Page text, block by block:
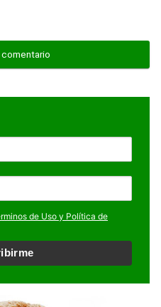
de Uso y Política de